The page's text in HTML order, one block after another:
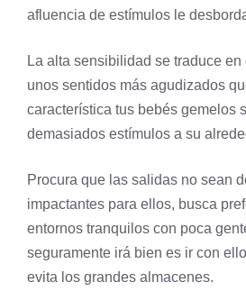
afluencia de estímulos le
La alta sensibilidad se traduce
unos sentidos más agudizados
característica tus bebés gemelos
demasiados estímulos a su
Procura que las salidas no sean
impactantes para ellos, busca
entornos tranquilos con poca
seguramente irá bien es ir con
evita los grandes almacenes.